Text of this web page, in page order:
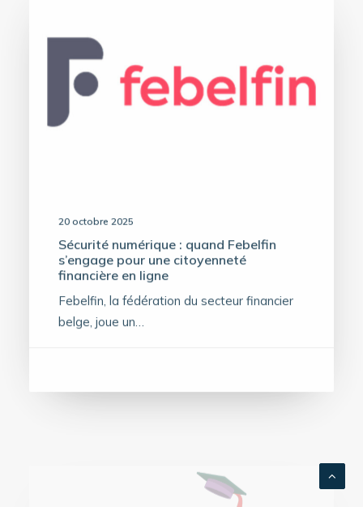
Sécurité numérique : quand Febelfin
s’engage pour une citoyenneté
financière en ligne
Febelfin, la fédération du secteur financier
belge, joue un…